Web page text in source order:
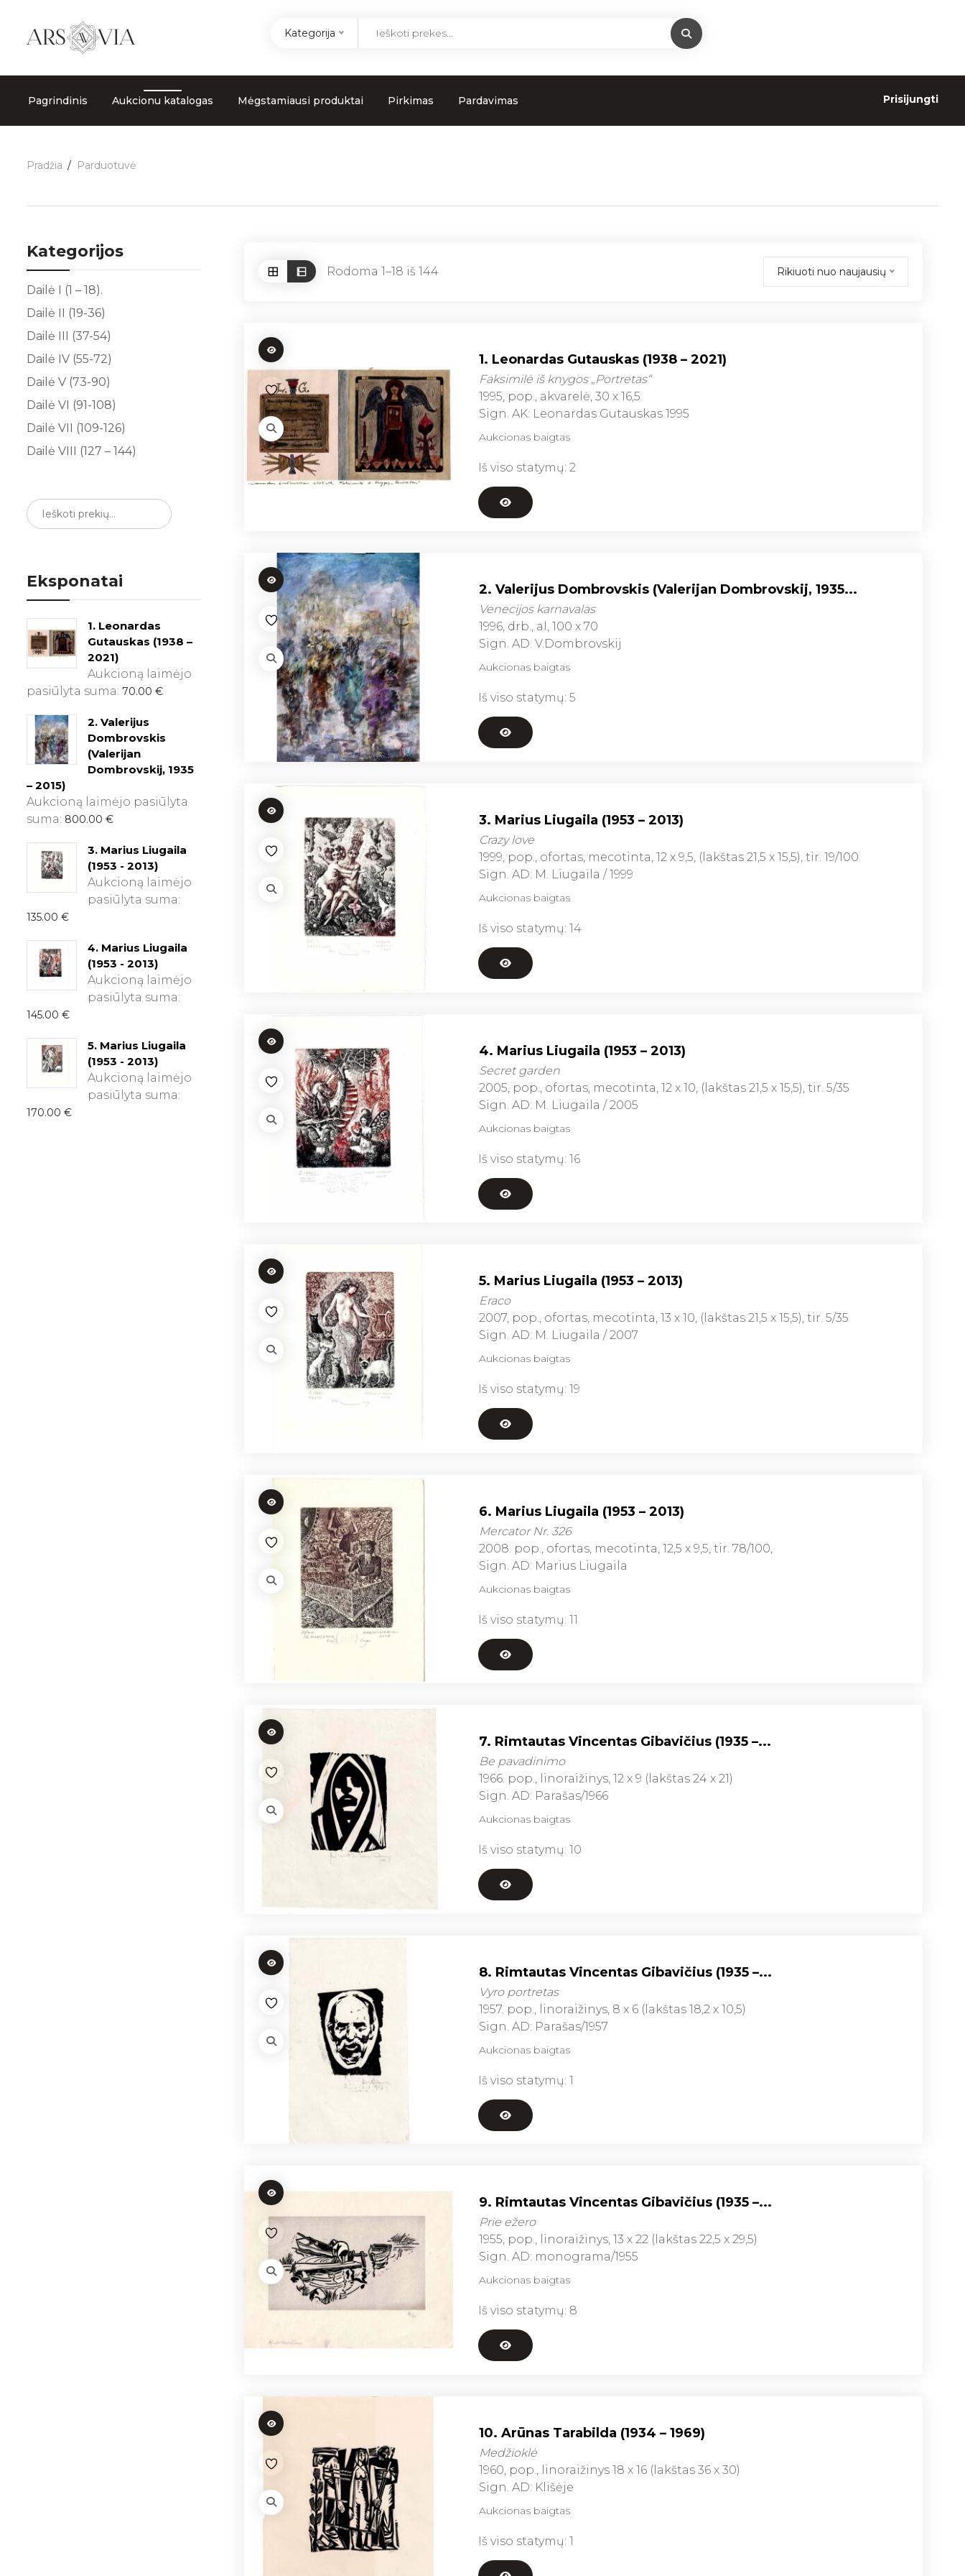
Kategorija
Pagrindinis Aukcionu katalogas Mėgstamiausi produktai Pirkimas Pardavimas Prisijungti
Pradžia Parduotuvė
Kategorijos
Dailė I (1 – 18).
Dailė II (19-36)
Dailė III (37-54)
Dailė IV (55-72)
Dailė V (73-90)
Dailė VI (91-108)
Dailė VII (109-126)
Dailė VIII (127 – 144)
Eksponatai
1. Leonardas
Gutauskas (1938 –
2021)
Aukcioną laimėjo
pasiūlyta suma: 70.00 €
2. Valerijus
Dombrovskis
(Valerijan
Dombrovskij, 1935
– 2015)
Aukcioną laimėjo pasiūlyta
suma: 800.00 €
3. Marius Liugaila
(1953 - 2013)
Aukcioną laimėjo
pasiūlyta suma:
135.00 €
4. Marius Liugaila
(1953 - 2013)
Aukcioną laimėjo
pasiūlyta suma:
145.00 €
5. Marius Liugaila
(1953 - 2013)
Aukcioną laimėjo
pasiūlyta suma:
170.00 €
Rodoma 1–18 iš 144Rūšiuojama
Rikiuoti nuo naujausių
1. Leonardas Gutauskas (1938 – 2021)
Faksimilė iš knygos „Portretas“
1995, pop., akvarelė, 30 x 16,5
Sign. AK: Leonardas Gutauskas 1995
Aukcionas baigtas
Iš viso statymų: 2
2. Valerijus Dombrovskis (Valerijan Dombrovskij, 1935...
Venecijos karnavalas
1996, drb., al, 100 x 70
Sign. AD: V.Dombrovskij
Aukcionas baigtas
Iš viso statymų: 5
3. Marius Liugaila (1953 – 2013)
Crazy love
1999, pop., ofortas, mecotinta, 12 x 9,5, (lakštas 21,5 x 15,5), tir. 19/100
Sign. AD: M. Liugaila / 1999
Aukcionas baigtas
Iš viso statymų: 14
4. Marius Liugaila (1953 – 2013)
Secret garden
2005, pop., ofortas, mecotinta, 12 x 10, (lakštas 21,5 x 15,5), tir. 5/35
Sign. AD: M. Liugaila / 2005
Aukcionas baigtas
Iš viso statymų: 16
5. Marius Liugaila (1953 – 2013)
Eraco
2007, pop., ofortas, mecotinta, 13 x 10, (lakštas 21,5 x 15,5), tir. 5/35
Sign. AD: M. Liugaila / 2007
Aukcionas baigtas
Iš viso statymų: 19
6. Marius Liugaila (1953 – 2013)
Mercator Nr. 326
2008. pop., ofortas, mecotinta, 12,5 x 9,5, tir. 78/100,
Sign. AD: Marius Liugaila
Aukcionas baigtas
Iš viso statymų: 11
7. Rimtautas Vincentas Gibavičius (1935 –...
Be pavadinimo
1966. pop., linoraižinys, 12 x 9 (lakštas 24 x 21)
Sign. AD: Parašas/1966
Aukcionas baigtas
Iš viso statymų: 10
8. Rimtautas Vincentas Gibavičius (1935 –...
Vyro portretas
1957. pop., linoraižinys, 8 x 6 (lakštas 18,2 x 10,5)
Sign. AD: Parašas/1957
Aukcionas baigtas
Iš viso statymų: 1
9. Rimtautas Vincentas Gibavičius (1935 –...
Prie ežero
1955, pop., linoraižinys, 13 x 22 (lakštas 22,5 x 29,5)
Sign. AD: monograma/1955
Aukcionas baigtas
Iš viso statymų: 8
10. Arūnas Tarabilda (1934 – 1969)
Medžioklė
1960, pop., linoraižinys 18 x 16 (lakštas 36 x 30)
Sign. AD: Klišėje
Aukcionas baigtas
Iš viso statymų: 1